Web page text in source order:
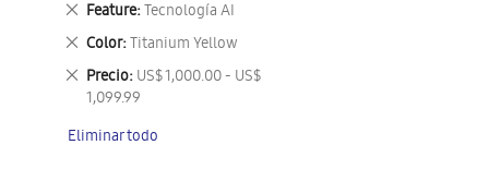
Feature Tecnología AI
Eliminar
este
artículo
Color Titanium Yellow
Eliminar
este
artículo
Precio US$ 1,000.00 - US$
1,099.99
Eliminar
este
Eliminar todo